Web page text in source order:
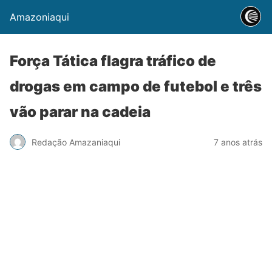
Amazoniaqui
Força Tática flagra tráfico de
drogas em campo de futebol e três
vão parar na cadeia
Redação Amazaniaqui 7 anos atrás